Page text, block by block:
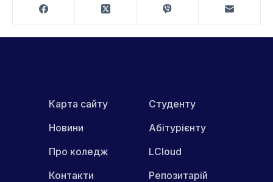
Карта сайту
Новини
Про коледж
Контакти
Студенту
Абітурієнту
LCloud
Репозитарій